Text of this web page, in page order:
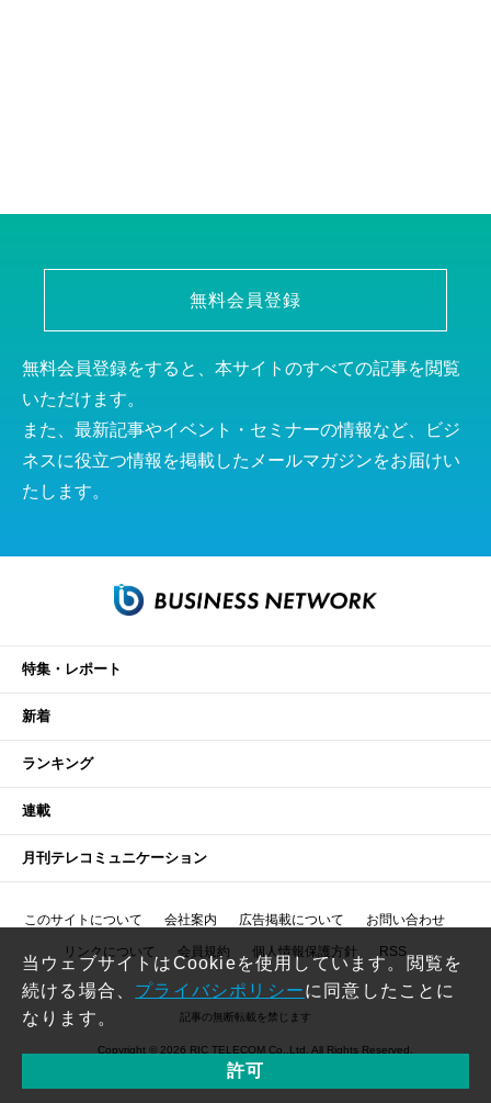
無料会員登録
無料会員登録をすると、本サイトのすべての記事を閲覧
いただけます。
また、最新記事やイベント・セミナーの情報など、ビジ
ネスに役立つ情報を掲載したメールマガジンをお届けい
たします。
特集・レポート
新着
ランキング
連載
月刊テレコミュニケーション
このサイトについて 会社案内 広告掲載について お問い合わせ
リンクについて 会員規約 個人情報保護方針 RSS
記事の無断転載を禁じます
Copyright © 2026 RIC TELECOM Co.,Ltd. All Rights Reserved.
当ウェブサイトはCookieを使用しています。閲覧を
続ける場合、 プライバシポリシーに同意したことに
なります。
許可